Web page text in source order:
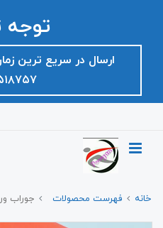
توجه
ارسال در سریع ترین
خانه فهرست محصولات جوراب